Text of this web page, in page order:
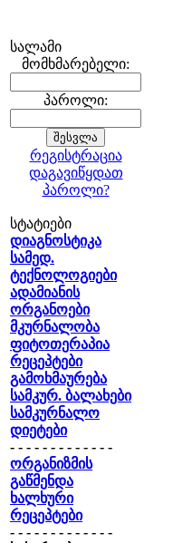
სალამი
მომხმარებელი:
პაროლი:
რეგისტრაცია
დაგავიწყდათ
პაროლი?
სტატიები
დიაგნოსტიკა
სამედ.
ტექნოლოგიები
ადამიანის
ორგანოები
მკურნალობა
ფიტოთერაპია
რეცეპტები
გამოხმაურება
სამკურ. ბალახები
სამკურნალო
დიეტები
- - - - - - - - - - - - -
ორგანიზმის
გაწმენდა
ხალხური
რეცეპტები
- - - - - - - - - - - - -